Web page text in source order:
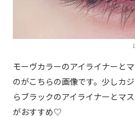
モーヴカラーのアイライナーと
のがこちらの画像です。少しカ
らブラックのアイライナーとマ
がおすすめ♡